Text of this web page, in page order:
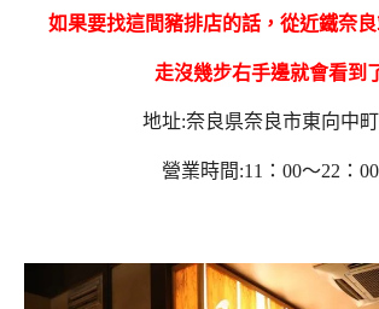
如果要找這間豬排店的話，從近鐵奈
走沒幾步右手邊就會看到
地址:奈良県奈良市東向中
營業時間:11：00～22：00